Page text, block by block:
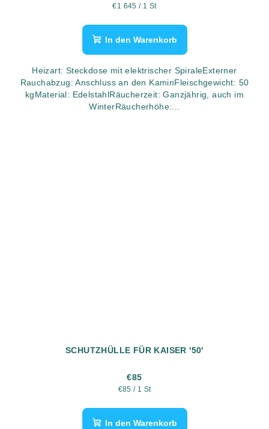
Verkaufspreis:
€1 645 / 1 St
In den Warenkorb
Heizart: Steckdose mit elektrischer SpiraleExterner
Rauchabzug: Anschluss an den KaminFleischgewicht: 50
kgMaterial: EdelstahlRäucherzeit: Ganzjährig, auch im
WinterRäucherhöhe:...
SCHUTZHÜLLE FÜR KAISER '50'
€85
Verkaufspreis:
€85 / 1 St
In den Warenkorb